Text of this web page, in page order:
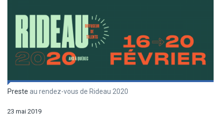
Preste au rendez-vous de Rideau 2020
23 mai 2019